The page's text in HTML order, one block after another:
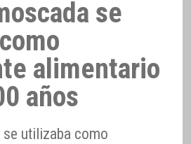
se
alimentario
años
se utilizaba como